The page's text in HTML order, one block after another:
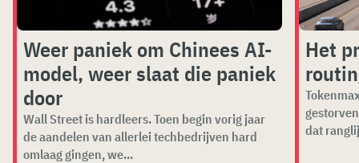
Weer paniek om Chinees AI-
model, weer slaat die paniek
door
Wall Street is hardleers. Toen begin vorig jaar
de aandelen van allerlei techbedrijven hard
omlaag gingen, we...
Het
dat